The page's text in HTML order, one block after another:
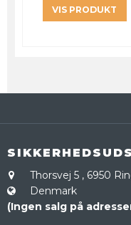
VIS PRODUKT
Thorsvej 5 , 6950
Denmark
(Ingen salg på